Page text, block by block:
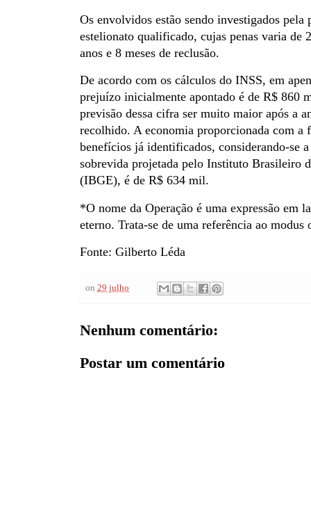
Os envolvidos estão sendo investigados pela
estelionato qualificado, cujas penas varia de
anos e 8 meses de reclusão.
De acordo com os cálculos do INSS, em
prejuízo inicialmente apontado é de R$ 860
previsão dessa cifra ser muito maior após a
recolhido. A economia proporcionada com a
benefícios já identificados, considerando-se
sobrevida projetada pelo Instituto Brasileiro
(IBGE), é de R$ 634 mil.
*O nome da Operação é uma expressão em
eterno. Trata-se de uma referência ao
Fonte: Gilberto Léda
on 29 julho
Nenhum comentário:
Postar um comentário